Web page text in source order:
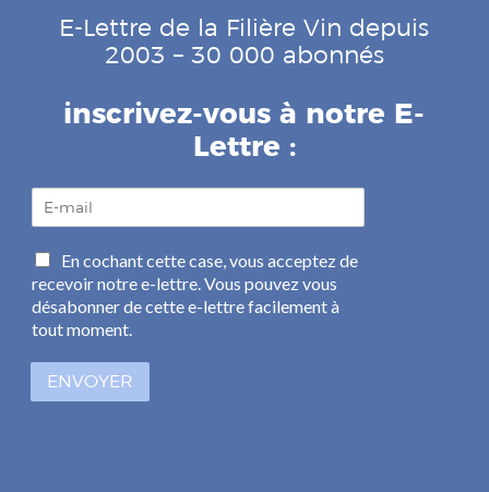
E-Lettre de la Filière Vin depuis
2003 – 30 000 abonnés
inscrivez-vous à notre E-
Lettre :
a
i
l
*
C
a
s
e
à
En cochant cette case, vous acceptez de
recevoir notre e-lettre. Vous pouvez vous
désabonner de cette e-lettre facilement à
tout moment.
ENVOYER